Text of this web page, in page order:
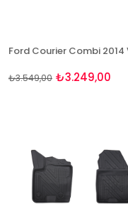
₺3.249,00
₺3.549,00